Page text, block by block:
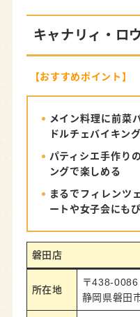
キャナリィ・ロ
【おすすめポイント】
メイン料理に前菜
ドルチェバイキン
パティシエ手作り
ングで楽しめる
まるでフィレンツ
ートや女子会にも
磐田店
所在地
〒438-0086
静岡県磐田